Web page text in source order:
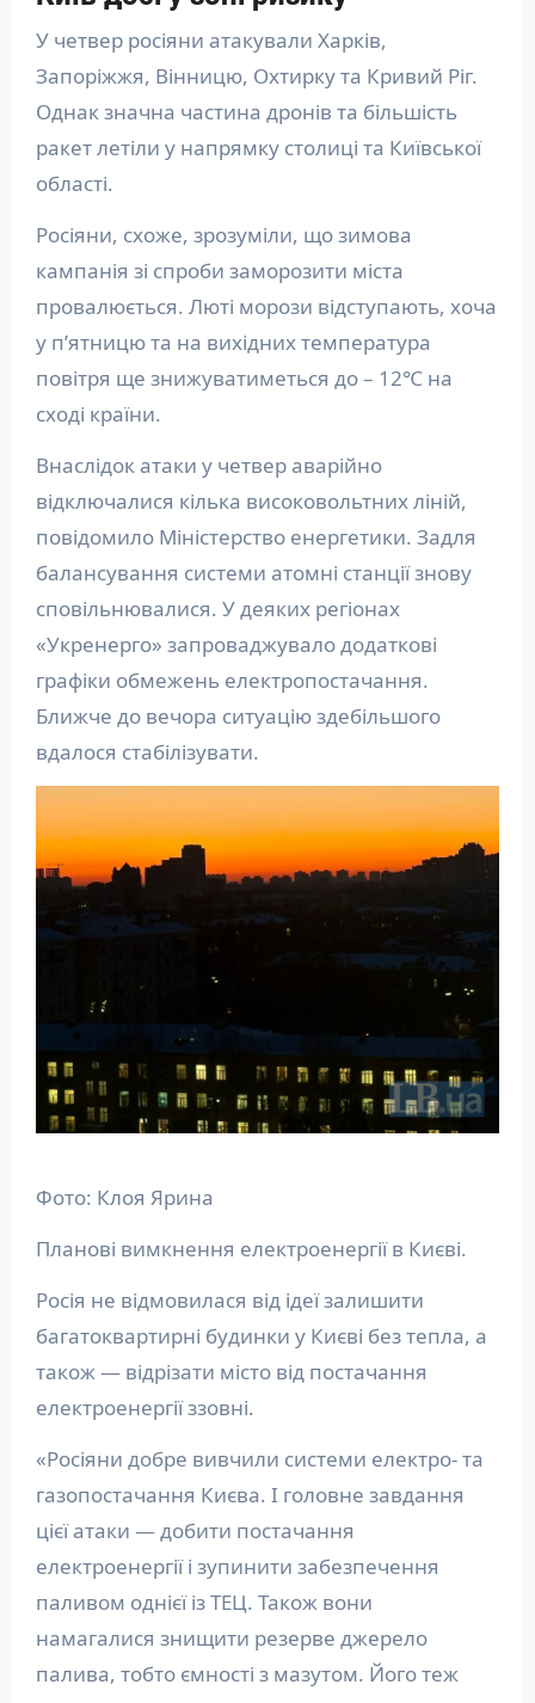
У четвер росіяни атакували Харків,
Запоріжжя, Вінницю, Охтирку та Кривий Ріг.
Однак значна частина дронів та більшість
ракет летіли у напрямку столиці та Київської
області.
Росіяни, схоже, зрозуміли, що зимова
кампанія зі спроби заморозити міста
провалюється. Люті морози відступають, хоча
у п’ятницю та на вихідних температура
повітря ще знижуватиметься до – 12℃ на
сході країни.
Внаслідок атаки у четвер аварійно
відключалися кілька високовольтних ліній,
повідомило Міністерство енергетики. Задля
балансування системи атомні станції знову
сповільнювалися. У деяких регіонах
«Укренерго» запроваджувало додаткові
графіки обмежень електропостачання.
Ближче до вечора ситуацію здебільшого
вдалося стабілізувати.
Фото: Клоя Ярина
Планові вимкнення електроенергії в Києві.
Росія не відмовилася від ідеї залишити
багатоквартирні будинки у Києві без тепла, а
також — відрізати місто від постачання
електроенергії ззовні.
«Росіяни добре вивчили системи електро- та
газопостачання Києва. І головне завдання
цієї атаки — добити постачання
електроенергії і зупинити забезпечення
паливом однієї із ТЕЦ. Також вони
намагалися знищити резерве джерело
палива, тобто ємності з мазутом. Його теж